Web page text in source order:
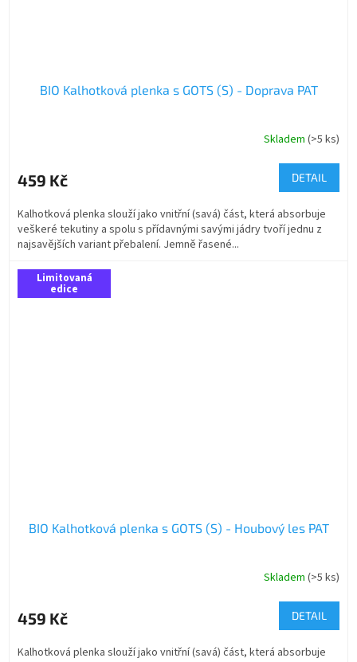
BIO Kalhotková plenka s GOTS (S) - Doprava PAT
Skladem (>5 ks)
459 Kč DETAIL
Kalhotková plenka slouží jako vnitřní (savá) část, která absorbuje
veškeré tekutiny a spolu s přídavnými savými jádry tvoří jednu z
najsavějších variant přebalení. Jemně řasené...
Limitovaná
edice
BIO Kalhotková plenka s GOTS (S) - Houbový les PAT
Skladem (>5 ks)
459 Kč DETAIL
Kalhotková plenka slouží jako vnitřní (savá) část, která absorbuje